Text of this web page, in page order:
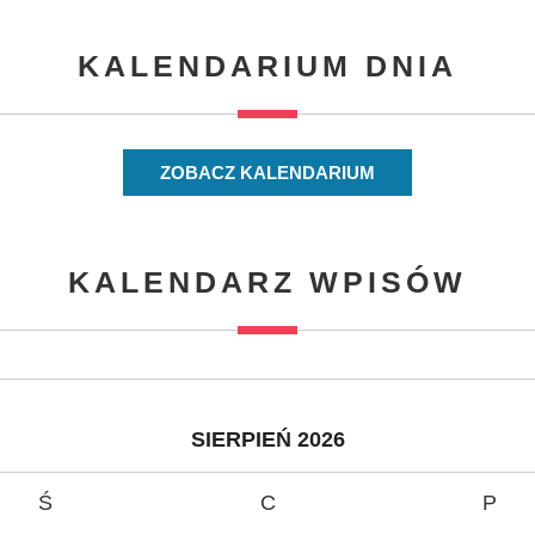
KALENDARIUM DNIA
ZOBACZ KALENDARIUM
KALENDARZ WPISÓW
SIERPIEŃ 2026
Ś C P